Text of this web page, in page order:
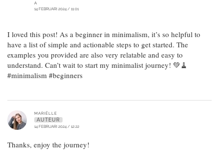
A
14 FEBRUARI 2024 / 11:01
I loved this post! As a beginner in minimalism, it’s so helpful to
have a list of simple and actionable steps to get started. The
examples you provided are also very relatable and easy to
understand. Can’t wait to start my minimalist journey! 💚🧹
#minimalism #beginners
MARIËLLE
AUTEUR
14 FEBRUARI 2024 / 12:22
Thanks, enjoy the journey!